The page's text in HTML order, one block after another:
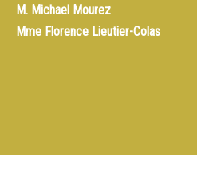
M. Michael Mourez
Mme Florence Lieutier-Colas